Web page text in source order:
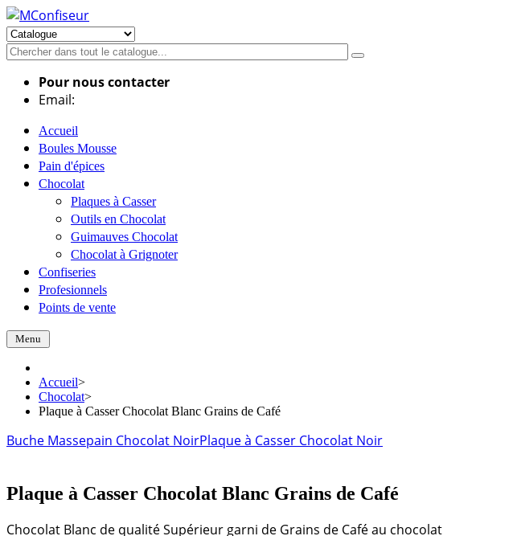
Pour nous contacter
Email:
Accueil
Boules Mousse
Pain d'épices
Chocolat
Plaques à Casser
Outils en Chocolat
Guimauves Chocolat
Chocolat à Grignoter
Confiseries
Profesionnels
Points de vente
Menu
Accueil>
Chocolat>
Plaque à Casser Chocolat Blanc Grains de Café
Buche Massepain Chocolat NoirPlaque à Casser Chocolat Noir
Plaque à Casser Chocolat Blanc Grains de Café
Chocolat Blanc de qualité Supérieur garni de Grains de Café au chocolat